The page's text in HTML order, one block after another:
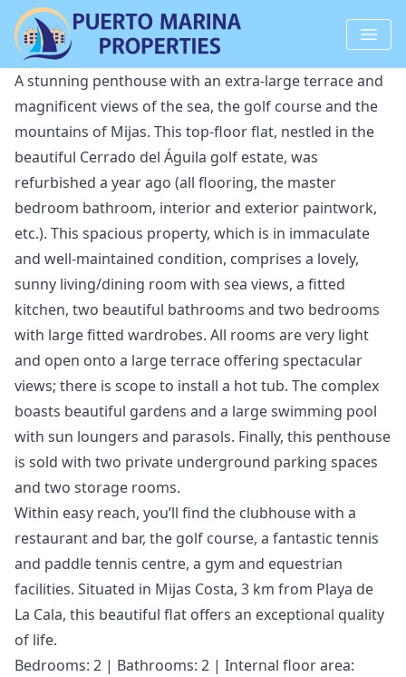
A stunning penthouse with an extra-large terrace and
magnificent views of the sea, the golf course and the
mountains of Mijas. This top-floor flat, nestled in the
beautiful Cerrado del Águila golf estate, was
refurbished a year ago (all flooring, the master
bedroom bathroom, interior and exterior paintwork,
etc.). This spacious property, which is in immaculate
and well-maintained condition, comprises a lovely,
sunny living/dining room with sea views, a fitted
kitchen, two beautiful bathrooms and two bedrooms
with large fitted wardrobes. All rooms are very light
and open onto a large terrace offering spectacular
views; there is scope to install a hot tub. The complex
boasts beautiful gardens and a large swimming pool
with sun loungers and parasols. Finally, this penthouse
is sold with two private underground parking spaces
and two storage rooms.
Within easy reach, you’ll find the clubhouse with a
restaurant and bar, the golf course, a fantastic tennis
and paddle tennis centre, a gym and equestrian
facilities. Situated in Mijas Costa, 3 km from Playa de
La Cala, this beautiful flat offers an exceptional quality
of life.
Bedrooms: 2 | Bathrooms: 2 | Internal floor area: